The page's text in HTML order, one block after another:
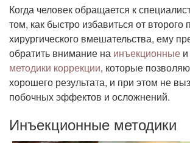
Когда человек обращается к
том, как быстро избавиться от второго
хирургического вмешательства, ему
обратить внимание на инъекционные и
методики коррекции, которые
хорошего результата, и при этом не
побочных эффектов и осложнений.
Инъекционные методики